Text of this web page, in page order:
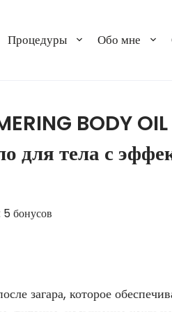
Процедуры Обо мне
BODY
для тела с
5 бонусов
загара, которое